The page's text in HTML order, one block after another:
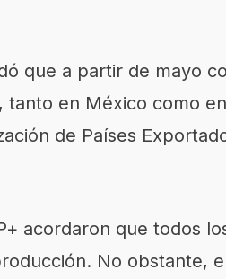
que a partir de mayo
en México como
de Países
acordaron que todos
No obstante,